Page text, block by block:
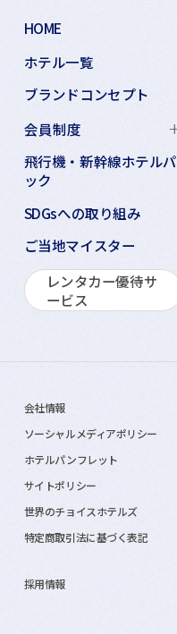
HOME
ホテル一覧
ブランドコンセプト
会員制度
飛行機・新幹線ホテルパ
ック
SDGsへの取り組み
ご当地マイスター
レンタカー優待サ
ービス
会社情報
ソーシャルメディアポリシー
ホテルパンフレット
サイトポリシー
世界のチョイスホテルズ
特定商取引法に基づく表記
採用情報